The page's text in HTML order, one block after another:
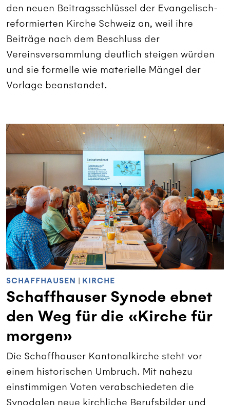
den neuen Beitragsschlüssel der Evangelisch-
reformierten Kirche Schweiz an, weil ihre
Beiträge nach dem Beschluss der
Vereinsversammlung deutlich steigen würden
und sie formelle wie materielle Mängel der
Vorlage beanstandet.
SCHAFFHAUSEN | KIRCHE
Schaffhauser Synode ebnet
den Weg für die «Kirche für
morgen»
Die Schaffhauser Kantonalkirche steht vor
einem historischen Umbruch. Mit nahezu
einstimmigen Voten verabschiedeten die
Synodalen neue kirchliche Berufsbilder und